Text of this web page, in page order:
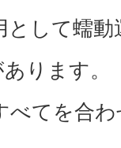
として蠕
ります。
べてを合